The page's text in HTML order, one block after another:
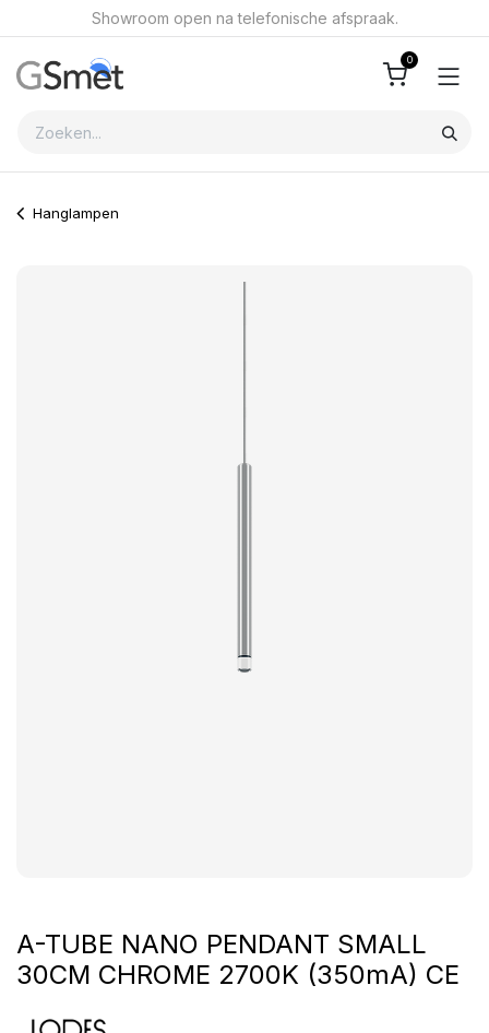
Overslaan naar inhoudShowroom open na telefonische afspraak.
0
Hanglampen
A-TUBE NANO PENDANT SMALL
30CM CHROME 2700K (350mA) CE